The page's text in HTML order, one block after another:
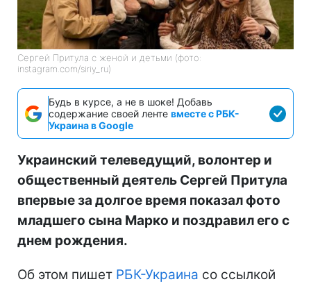
Сергей Притула с женой и детьми (фото:
instagram.com/siriy_ru)
Будь в курсе, а не в шоке! Добавь
содержание своей ленте вместе с РБК-
Украина в Google
Украинский телеведущий, волонтер и
общественный деятель Сергей Притула
впервые за долгое время показал фото
младшего сына Марко и поздравил его с
днем рождения.
Об этом пишет РБК-Украина со ссылкой